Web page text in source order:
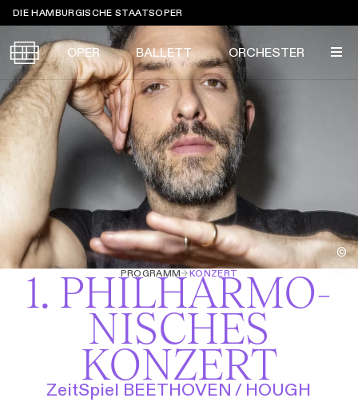
DIE HAMBURGISCHE STAATSOPER
OPER BALLETT ORCHESTER
Suche
Tickets &
Termine
Ihr Besuch
KALENDER
Alle Oper Ballett Konzert
PROGRAMM
Spielzeit 2026/2027 Premieren
Repertoire Konzerte Festivals
CLICK in
ÜBER UNS
Oper Ballett Orchester
Die Hamburgische Staatsoper
SERVICE
Tickets & Preise Ihr Besuch
Führungen Jobs Kontakt
DANKE MEIN KONTO
©
PROGRAMM→KONZERT
1. PHILHARMO­
NISCHES
KONZERT
ZeitSpiel BEETHOVEN / HOUGH